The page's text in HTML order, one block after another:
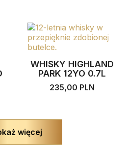
WHISKY HIGHLAND
PARK 12YO 0.7L
235,00 PLN
więcej